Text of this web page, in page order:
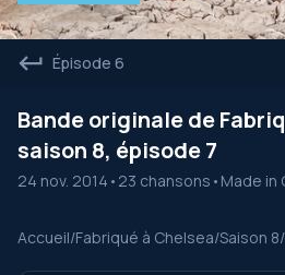
Épisode 6
Bande originale de
saison 8, épisode 7
24 nov. 2014 • 23 chansons • Made in
Accueil/Fabriqué à Chelsea/Saison 8/